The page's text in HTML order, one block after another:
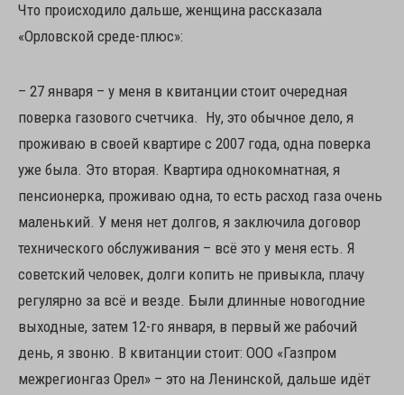
Что происходило дальше, женщина рассказала
«Орловской среде-плюс»:
– 27 января – у меня в квитанции стоит очередная
поверка газового счетчика. Ну, это обычное дело, я
проживаю в своей квартире с 2007 года, одна поверка
уже была. Это вторая. Квартира однокомнатная, я
пенсионерка, проживаю одна, то есть расход газа очень
маленький. У меня нет долгов, я заключила договор
технического обслуживания – всё это у меня есть. Я
советский человек, долги копить не привыкла, плачу
регулярно за всё и везде. Были длинные новогодние
выходные, затем 12-го января, в первый же рабочий
день, я звоню. В квитанции стоит: ООО «Газпром
межрегионгаз Орел» – это на Ленинской, дальше идёт